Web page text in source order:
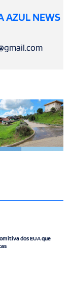
AZUL NEWS
dos EUA que